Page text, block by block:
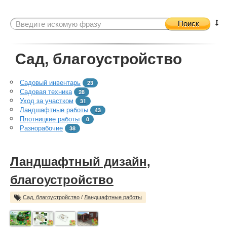
Поиск
Сад, благоустройство
Садовый инвентарь 23
Садовая техника 28
Уход за участком 31
Ландшафтные работы 43
Плотницкие работы 0
Разнорабочие 38
Ландшафтный дизайн,
благоустройство
Сад, благоустройство / Ландшафтные работы